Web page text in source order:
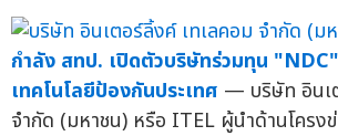
กำลัง สทป. เปิดตัวบริษัทร่วมทุน
เทคโนโลยีป้องกันประเทศ — บริษัท อินเ
จำกัด (มหาชน) หรือ ITEL ผู้นำด้านโครงข่